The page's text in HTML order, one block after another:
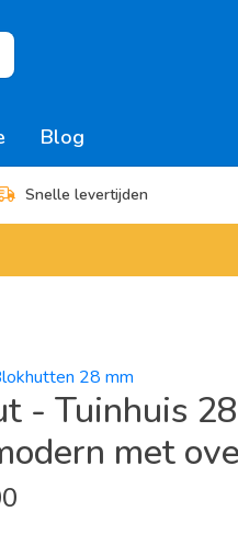
Blog
Snelle levertijden
28 mm
- Tuinhuis
met